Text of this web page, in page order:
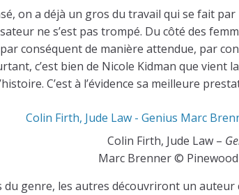
on a déjà un gros du travail qui se fait
ne s’est pas trompé. Du côté des
conséquent de manière attendue, par
c’est bien de Nicole Kidman que
C’est à l’évidence sa meilleure
Colin Firth, Jude Law –
Marc Brenner © Pinewood
genre, les autres découvriront un